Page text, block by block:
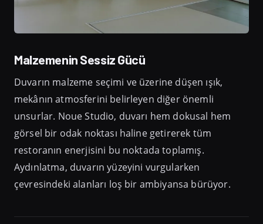
Malzemenin Sessiz Gücü
Duvarın malzeme seçimi ve üzerine düşen ışık,
mekânın atmosferini belirleyen diğer önemli
unsurlar. Noue Studio, duvarı hem dokusal hem
görsel bir odak noktası haline getirerek tüm
restoranın enerjisini bu noktada toplamış.
Aydınlatma, duvarın yüzeyini vurgularken
çevresindeki alanları loş bir ambiyansa bürüyor.